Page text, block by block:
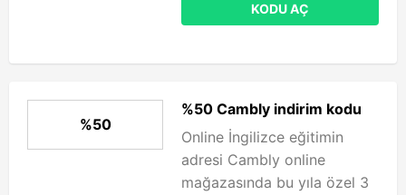
KODU AÇ
%50
%50 Cambly indirim kodu
Online İngilizce eğitimin
adresi Cambly online
mağazasında bu yıla özel 3